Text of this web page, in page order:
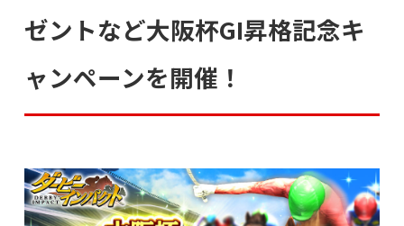
ゼントなど大阪杯GI昇格記念キ
ャンペーンを開催！